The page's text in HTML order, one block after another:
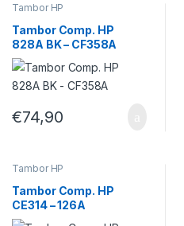
Tambor HP
Tambor Comp. HP
828A BK – CF358A
€74,90
Tambor HP
Tambor Comp. HP
CE314 – 126A